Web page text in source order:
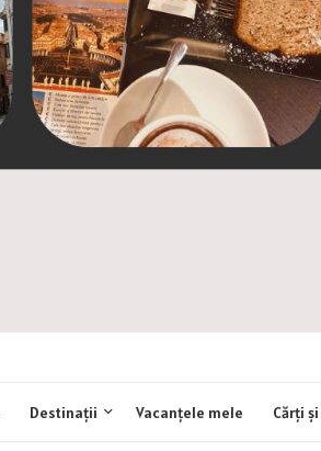
Destinații Vacanțele mele Cărți